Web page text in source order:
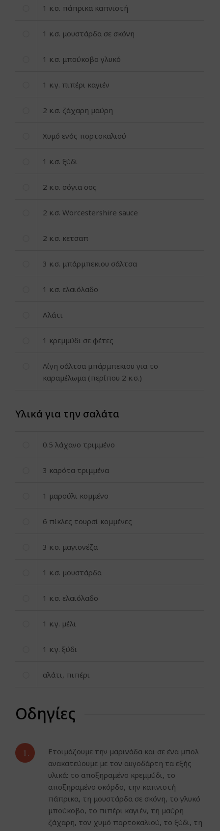
1 κ.σ. πάπρικα καπνιστή
1 κ.σ. μουστάρδα σε σκόνη
1 κ.σ. μπούκοβο γλυκό
1 κ.γ. πιπέρι καγιέν
2 κ.σ. ζάχαρη μαύρη
Χυμό ενός πορτοκαλιού
1 κ.σ. ξύδι
2 κ.σ. σόγια σος
2 κ.σ. Worcestershire sauce
2 κ.σ. κετσαπ
3 κ.σ. μπάρμπεκιου σάλτσα
1 κ.σ. ελαιόλαδο
Αλάτι
1 κρεμμύδι σε φέτες
Λίγη σάλτσα μπάρμπεκιου για το
καραμέλωμα (περίπου 2 κ.σ.)
Υλικά για την σαλάτα
0.5 λάχανο τριμμένο
3 καρότα τριμμένα
1 μαρούλι κομμένο
6 πίκλες τουρσί κομμένες
3 κ.σ. μαγιονέζα
1 κ.σ. μουστάρδα
1 κ.σ. ελαιόλαδο
1 κ.γ. μέλι
1 κ.γ. ξύδι
αλάτι, πιπέρι
Οδηγίες
1.
Ετοιμάζουμε την μαρινάδα και σε ένα μπολ
ανακατεύουμε με τον αυγοδάρτη τα εξής
υλικά: το αποξηραμένο κρεμμύδι, το
αποξηραμένο σκόρδο, την καπνιστή
πάπρικα, τη μουστάρδα σε σκόνη, το γλυκό
μπούκοβο, το πιπέρι καγιέν, τη μαύρη
ζάχαρη, τον χυμό πορτοκαλιού, το ξύδι, τη